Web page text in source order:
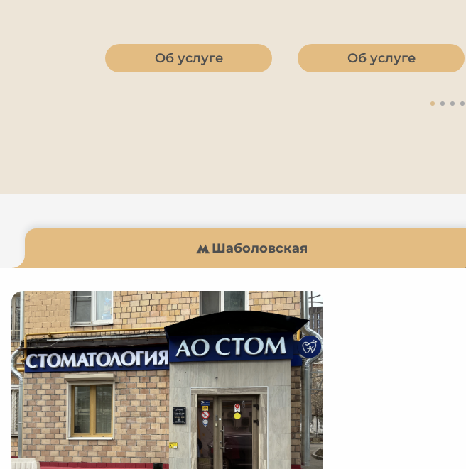
Об услуге Об услуге
Шаболовская